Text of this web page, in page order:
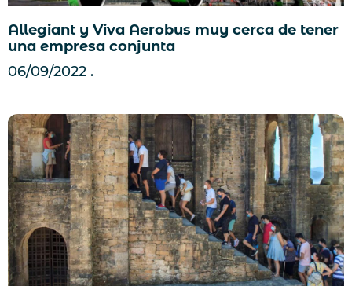
Allegiant y Viva Aerobus muy cerca de tener
una empresa conjunta
06/09/2022